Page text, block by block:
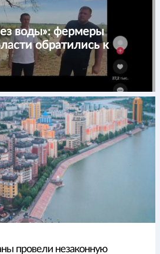
воды»: фермеры
обратились к
провели незаконную